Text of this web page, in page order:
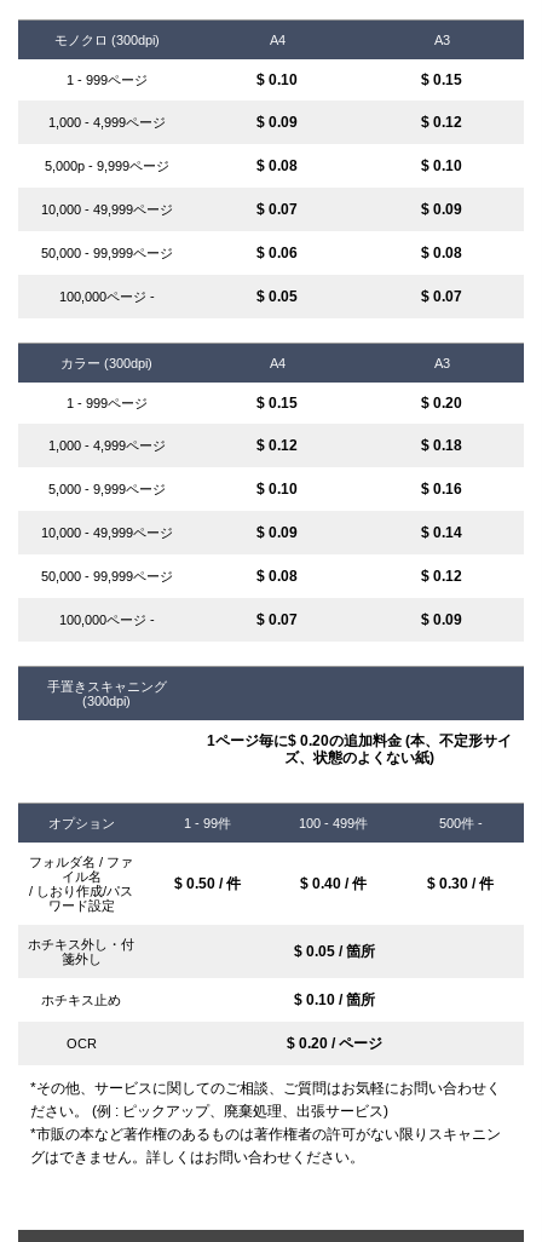
モノクロ (300dpi) A4 A3
1 - 999ページ $ 0.10 $ 0.15
1,000 - 4,999ページ $ 0.09 $ 0.12
5,000p - 9,999ページ $ 0.08 $ 0.10
10,000 - 49,999ページ $ 0.07 $ 0.09
50,000 - 99,999ページ $ 0.06 $ 0.08
100,000ページ - $ 0.05 $ 0.07
カラー (300dpi) A4 A3
1 - 999ページ $ 0.15 $ 0.20
1,000 - 4,999ページ $ 0.12 $ 0.18
5,000 - 9,999ページ $ 0.10 $ 0.16
10,000 - 49,999ページ $ 0.09 $ 0.14
50,000 - 99,999ページ $ 0.08 $ 0.12
100,000ページ - $ 0.07 $ 0.09
手置きスキャニング
(300dpi)
1ページ毎に$ 0.20の追加料金 (本、不定形サイ
ズ、状態のよくない紙)
オプション 1 - 99件 100 - 499件 500件 -
フォルダ名 / ファ
イル名
/ しおり作成/パス
ワード設定
$ 0.50 / 件 $ 0.40 / 件 $ 0.30 / 件
ホチキス外し・付
箋外し
$ 0.05 / 箇所
ホチキス止め $ 0.10 / 箇所
OCR $ 0.20 / ページ
*その他、サービスに関してのご相談、ご質問はお気軽にお問い合わせく
ださい。 (例 : ピックアップ、廃棄処理、出張サービス)
*市販の本など著作権のあるものは著作権者の許可がない限りスキャニン
グはできません。詳しくはお問い合わせください。